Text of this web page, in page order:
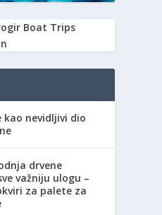
Boat Trips
kao nevidljivi dio
drvene
važniju ulogu –
za palete za